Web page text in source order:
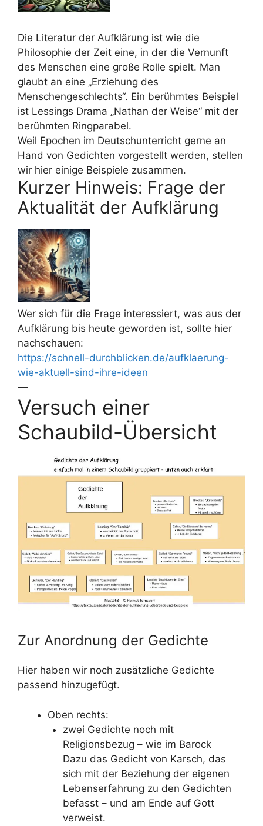
Die Literatur der Aufklärung ist wie die
Philosophie der Zeit eine, in der die Vernunft
des Menschen eine große Rolle spielt. Man
glaubt an eine „Erziehung des
Menschengeschlechts“. Ein berühmtes Beispiel
ist Lessings Drama „Nathan der Weise“ mit der
berühmten Ringparabel.
Weil Epochen im Deutschunterricht gerne an
Hand von Gedichten vorgestellt werden, stellen
wir hier einige Beispiele zusammen.
Kurzer Hinweis: Frage der
Aktualität der Aufklärung
Wer sich für die Frage interessiert, was aus der
Aufklärung bis heute geworden ist, sollte hier
nachschauen:
https://schnell-durchblicken.de/aufklaerung-
wie-aktuell-sind-ihre-ideen
—
Versuch einer
Schaubild-Übersicht
Zur Anordnung der Gedichte
Hier haben wir noch zusätzliche Gedichte
passend hinzugefügt.
Oben rechts:
zwei Gedichte noch mit
Religionsbezug – wie im Barock
Dazu das Gedicht von Karsch, das
sich mit der Beziehung der eigenen
Lebenserfahrung zu den Gedichten
befasst – und am Ende auf Gott
verweist.